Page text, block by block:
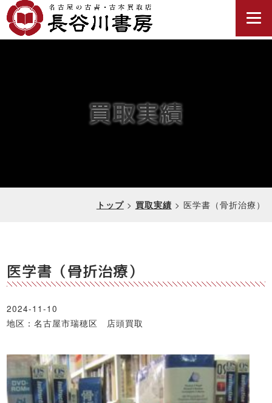
買取実績
トップ> 買取実績 > 医学書（骨折治療）
医学書（骨折治療）
2024-11-10
地区：名古屋市瑞穂区 店頭買取